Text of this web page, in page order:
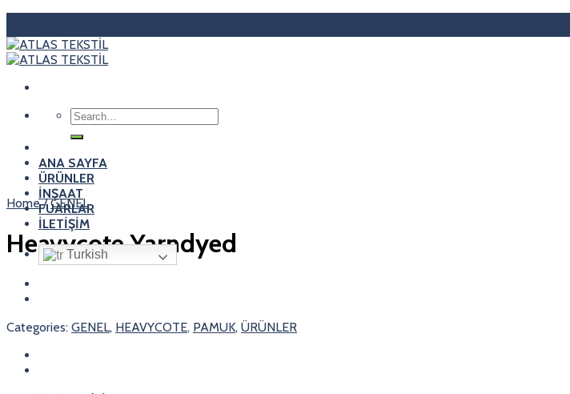
to
content
Search
for:
ANA SAYFA
ÜRÜNLER
İNŞAAT
FUARLAR
İLETİŞİM
Turkish
Home / GENEL
Heavycote Yarndyed
Categories: GENEL, HEAVYCOTE, PAMUK, ÜRÜNLER